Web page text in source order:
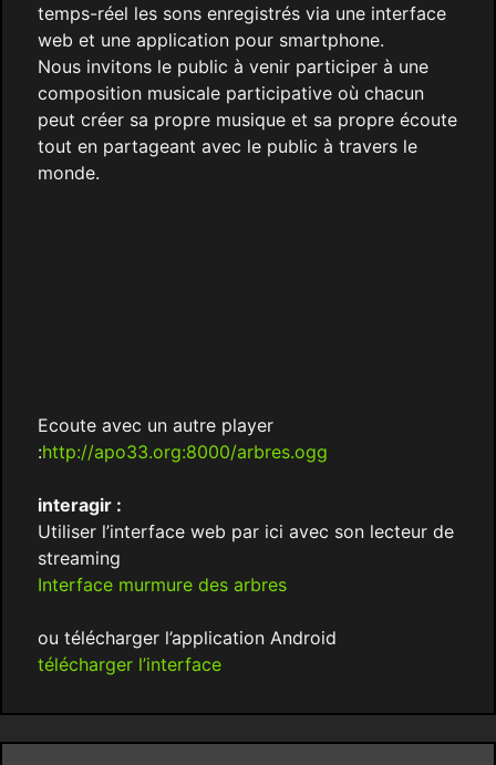
temps-réel les sons enregistrés via une interface
web et une application pour smartphone.
Nous invitons le public à venir participer à une
composition musicale participative où chacun
peut créer sa propre musique et sa propre écoute
tout en partageant avec le public à travers le
monde.
Ecoute avec un autre player
:http://apo33.org:8000/arbres.ogg
interagir :
Utiliser l’interface web par ici avec son lecteur de
streaming
Interface murmure des arbres
ou télécharger l’application Android
télécharger l’interface